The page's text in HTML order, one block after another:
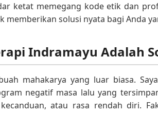
ketat memegang kode etik dan
memberikan solusi nyata bagi Anda
Indramayu Adalah
mahakarya yang luar biasa.
negatif masa lalu yang
atau rasa rendah diri.